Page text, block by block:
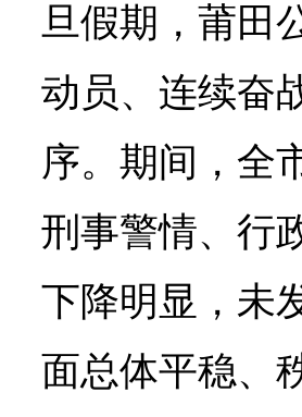
旦假期，莆田
动员、连续奋
序。期间，全
刑事警情、行
下降明显，未
面总体平稳、